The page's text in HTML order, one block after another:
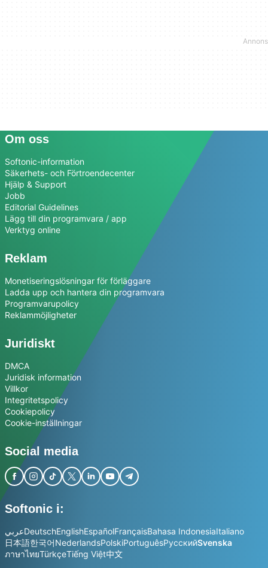
Om oss
Softonic-information
Säkerhets- och Förtroendecenter
Hjälp & Support
Jobb
Editorial Guidelines
Lägg till din programvara / app
Verktyg online
Reklam
Monetiseringslösningar för förläggare
Ladda upp och hantera din programvara
Programvarupolicy
Reklammöjligheter
Juridiskt
DMCA
Juridisk information
Villkor
Integritetspolicy
Cookiepolicy
Cookie-inställningar
Social media
Softonic i:
عربيDeutschEnglishEspañolFrançaisBahasa IndonesiaItaliano
日本語한국어NederlandsPolskiPortuguêsРусскийSvenska
ภาษาไทยTürkçeTiếng Việt中文